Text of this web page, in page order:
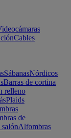
Cables
SábanasNórdicos
Barras de cortina
relleno
Plaids
de
Alfombras